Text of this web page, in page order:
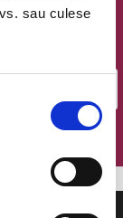
sau culese
cele mai noi